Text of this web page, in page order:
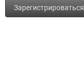
Зарегистрироваться